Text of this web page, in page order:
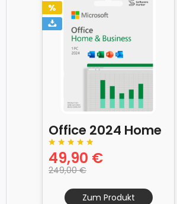
%
Office 2024 Home
and Business
49,90 €
249,00 €
Zum Produkt